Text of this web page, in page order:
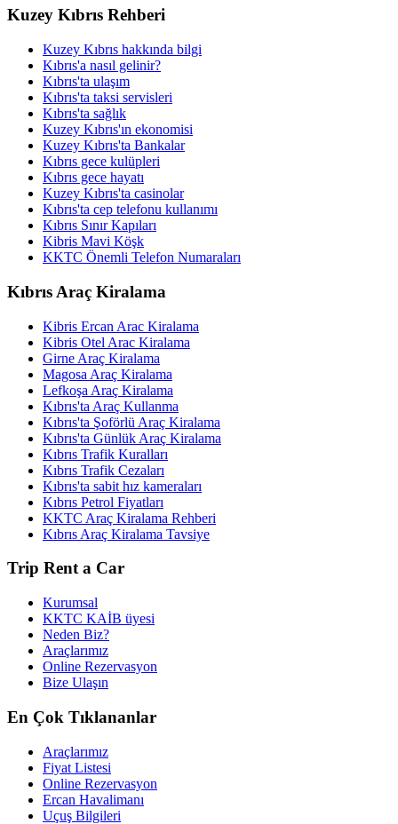
Kuzey Kıbrıs Rehberi
Kuzey Kıbrıs hakkında bilgi
Kıbrıs'a nasıl gelinir?
Kıbrıs'ta ulaşım
Kıbrıs'ta taksi servisleri
Kıbrıs'ta sağlık
Kuzey Kıbrıs'ın ekonomisi
Kuzey Kıbrıs'ta Bankalar
Kıbrıs gece kulüpleri
Kıbrıs gece hayatı
Kuzey Kıbrıs'ta casinolar
Kıbrıs'ta cep telefonu kullanımı
Kıbrıs Sınır Kapıları
Kibris Mavi Köşk
KKTC Önemli Telefon Numaraları
Kıbrıs Araç Kiralama
Kibris Ercan Arac Kiralama
Kibris Otel Arac Kiralama
Girne Araç Kiralama
Magosa Araç Kiralama
Lefkoşa Araç Kiralama
Kıbrıs'ta Araç Kullanma
Kıbrıs'ta Şoförlü Araç Kiralama
Kıbrıs'ta Günlük Araç Kiralama
Kıbrıs Trafik Kuralları
Kıbrıs Trafik Cezaları
Kıbrıs'ta sabit hız kameraları
Kıbrıs Petrol Fiyatları
KKTC Araç Kiralama Rehberi
Kıbrıs Araç Kiralama Tavsiye
Trip Rent a Car
Kurumsal
KKTC KAİB üyesi
Neden Biz?
Araçlarımız
Online Rezervasyon
Bize Ulaşın
En Çok Tıklananlar
Araçlarımız
Fiyat Listesi
Online Rezervasyon
Ercan Havalimanı
Uçuş Bilgileri